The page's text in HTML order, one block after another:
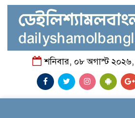
শনিবার, ০৮ অগাস্ট